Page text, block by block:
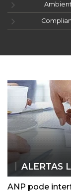
ALERTAS
ANP pode